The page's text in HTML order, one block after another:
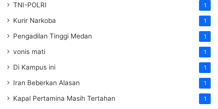
TNI-POLRI 1
Kurir Narkoba 1
Pengadilan Tinggi Medan 1
vonis mati 1
Di Kampus ini 1
Iran Beberkan Alasan 1
Kapal Pertamina Masih Tertahan 1